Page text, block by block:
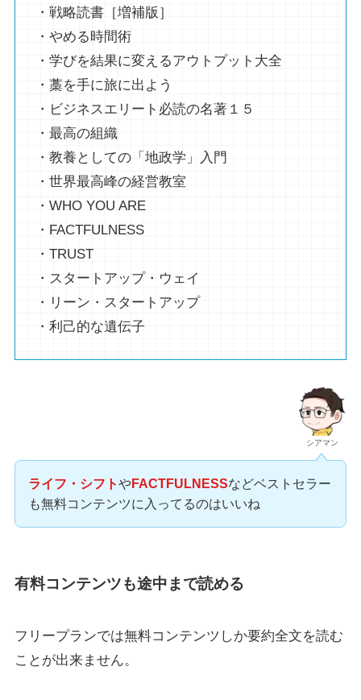
・戦略読書［増補版］
・やめる時間術
・学びを結果に変えるアウトプット大全
・藁を手に旅に出よう
・ビジネスエリート必読の名著１５
・最高の組織
・教養としての「地政学」入門
・世界最高峰の経営教室
・WHO YOU ARE
・FACTFULNESS
・TRUST
・スタートアップ・ウェイ
・リーン・スタートアップ
・利己的な遺伝子
シアマン
ライフ・シフトやFACTFULNESSなどベストセラー
も無料コンテンツに入ってるのはいいね
有料コンテンツも途中まで読める
フリープランでは無料コンテンツしか要約全文を読む
ことが出来ません。